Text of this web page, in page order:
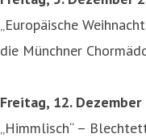
„Europäische
die Münchner
Freitag, 12.
„Himmlisch“ –